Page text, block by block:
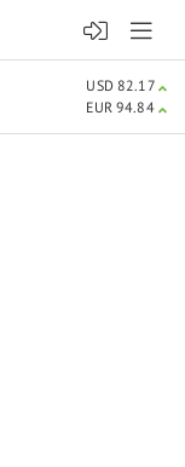
USD 82.17
EUR 94.84